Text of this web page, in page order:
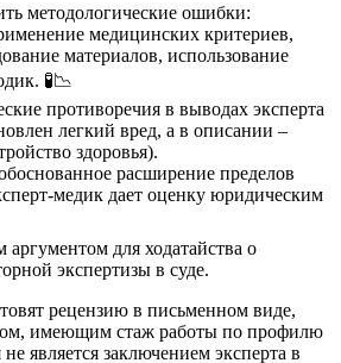
методологические ошибки:
медицинских критериев,
материалов, использование
🧪📉
противоречия в выводах эксперта
легкий вред, а в описании –
здоровья).
расширение пределов
медик дает оценку юридическим
для ходатайства о
экспертизы в суде.
рецензию в письменном виде,
имеющим стаж работы по профилю
является заключением эксперта в